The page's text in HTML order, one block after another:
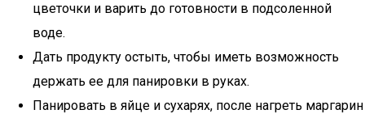
цветочки и варить до готовности в подсоленной
воде.
Дать продукту остыть, чтобы иметь возможность
держать ее для панировки в руках.
Панировать в яйце и сухарях, после нагреть маргарин